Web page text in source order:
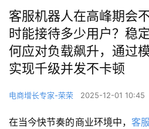
客服机器人在高峰期会
时能接待多少用户？稳
何应对负载飙升，通过
实现千级并发不卡顿
电商增长专家-荣荣 2025-12-01 10:45
在当今快节奏的商业环境中， 客